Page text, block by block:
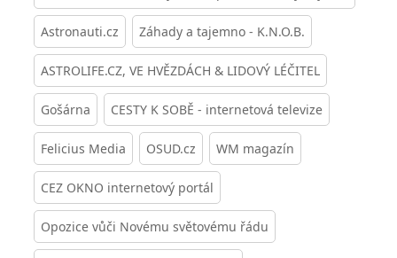
Astronauti.cz Záhady a tajemno - K.N.O.B.
ASTROLIFE.CZ, VE HVĚZDÁCH & LIDOVÝ LÉČITEL
Gošárna CESTY K SOBĚ - internetová televize
Felicius Media OSUD.cz WM magazín
CEZ OKNO internetový portál
Opozice vůči Novému světovému řádu